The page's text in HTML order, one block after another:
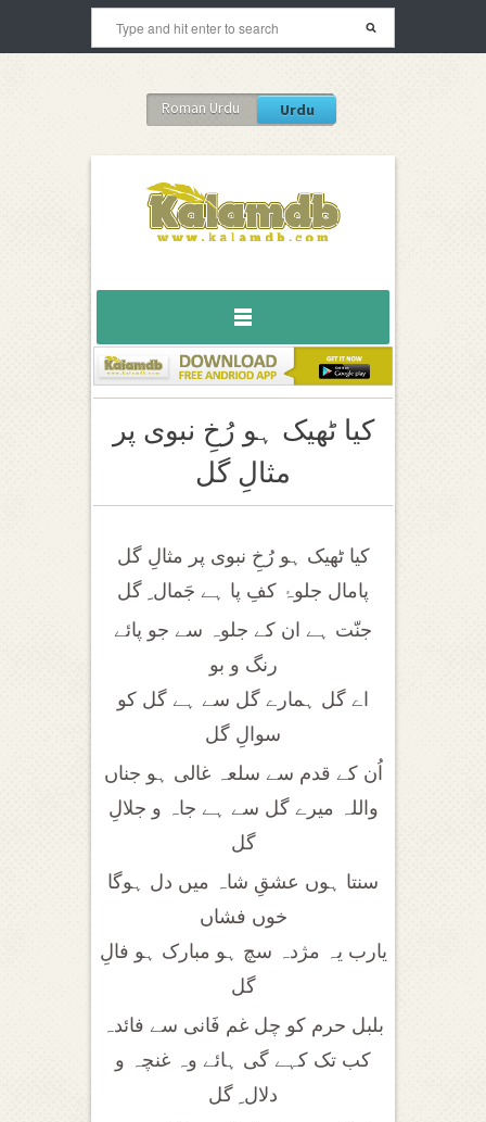
Roman Urdu Urdu
کیا ٹھیک ہو رُخِ نبوی پر
مثالِ گل
کیا ٹھیک ہو رُخِ نبوی پر مثالِ گل
پامال جلوۂ کفِ پا ہے جَمال ِ گل
جنّت ہے ان کے جلوہ سے جو پائے
رنگ و بو
اے گل ہمارے گل سے ہے گل کو
سوالِ گل
اُن کے قدم سے سلعہ غالی ہو جناں
واللہ میرے گل سے ہے جاہ و جلالِ
گل
سنتا ہوں عشقِ شاہ میں دل ہوگا
خوں فشاں
یارب یہ مژدہ سچ ہو مبارک ہو فالِ
گل
بلبل حرم کو چل غم فَانی سے فائدہ
کب تک کہے گی ہائے وہ غنچہ و
دلال ِ گل